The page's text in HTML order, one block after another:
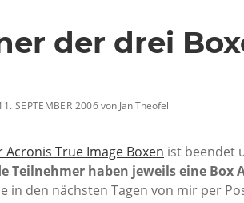
der drei
SEPTEMBER 2006von Jan Theofel
True Image Boxen ist beendet
Teilnehmer haben jeweils eine Box
in den nächsten Tagen von mir per